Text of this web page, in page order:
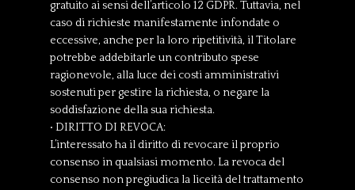
gratuito ai sensi dell’articolo 12 GDPR. Tuttavia, nel
caso di richieste manifestamente infondate o
eccessive, anche per la loro ripetitività, il Titolare
potrebbe addebitarle un contributo spese
ragionevole, alla luce dei costi amministrativi
sostenuti per gestire la richiesta, o negare la
soddisfazione della sua richiesta.
• DIRITTO DI REVOCA:
L’interessato ha il diritto di revocare il proprio
consenso in qualsiasi momento. La revoca del
consenso non pregiudica la liceità del trattamento